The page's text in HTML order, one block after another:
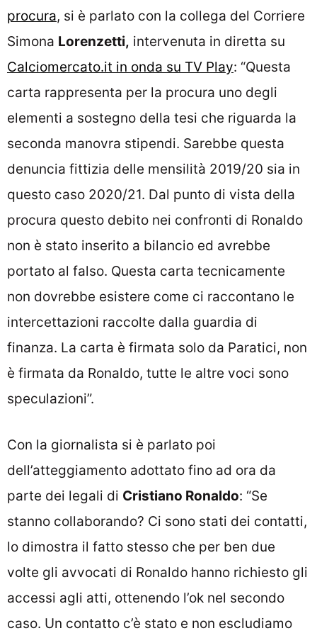
procura, si è parlato con la collega del Corriere
Simona Lorenzetti, intervenuta in diretta su
Calciomercato.it in onda su TV Play: “Questa
carta rappresenta per la procura uno degli
elementi a sostegno della tesi che riguarda la
seconda manovra stipendi. Sarebbe questa
denuncia fittizia delle mensilità 2019/20 sia in
questo caso 2020/21. Dal punto di vista della
procura questo debito nei confronti di Ronaldo
non è stato inserito a bilancio ed avrebbe
portato al falso. Questa carta tecnicamente
non dovrebbe esistere come ci raccontano le
intercettazioni raccolte dalla guardia di
finanza. La carta è firmata solo da Paratici, non
è firmata da Ronaldo, tutte le altre voci sono
speculazioni”.
Con la giornalista si è parlato poi
dell’atteggiamento adottato fino ad ora da
parte dei legali di Cristiano Ronaldo: “Se
stanno collaborando? Ci sono stati dei contatti,
lo dimostra il fatto stesso che per ben due
volte gli avvocati di Ronaldo hanno richiesto gli
accessi agli atti, ottenendo l’ok nel secondo
caso. Un contatto c’è stato e non escludiamo